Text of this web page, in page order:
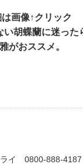
画像↑クリック
い胡蝶蘭に迷った
がおススメ。